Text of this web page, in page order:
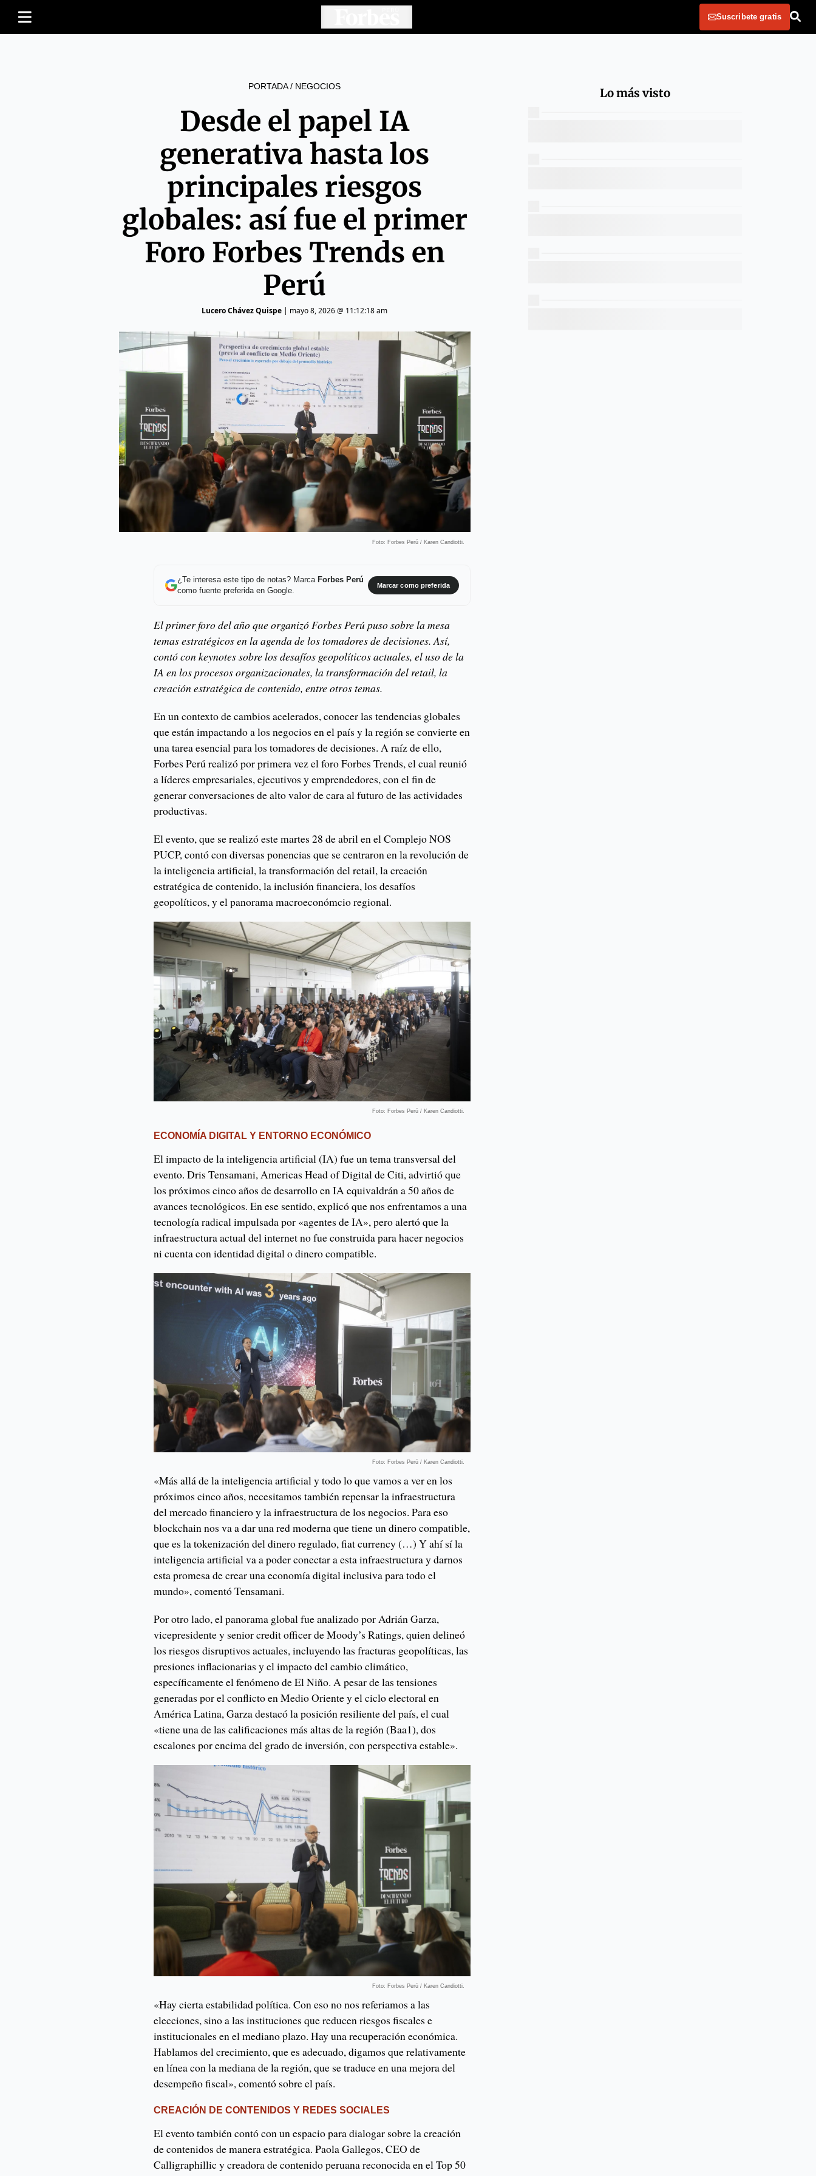
Suscribete gratis
PORTADA/ NEGOCIOS
Desde el papel IA
generativa hasta los
principales riesgos
globales: así fue el primer
Foro Forbes Trends en
Perú
Lucero Chávez Quispe | mayo 8, 2026 @ 11:12:18 am
Foto: Forbes Perú / Karen Candiotti.
¿Te interesa este tipo de notas? Marca Forbes Perú
como fuente preferida en Google.
Marcar como preferida
El primer foro del año que organizó Forbes Perú puso sobre la mesa
temas estratégicos en la agenda de los tomadores de decisiones. Así,
contó con keynotes sobre los desafíos geopolíticos actuales, el uso de la
IA en los procesos organizacionales, la transformación del retail, la
creación estratégica de contenido, entre otros temas.
En un contexto de cambios acelerados, conocer las tendencias globales
que están impactando a los negocios en el país y la región se convierte en
una tarea esencial para los tomadores de decisiones. A raíz de ello,
Forbes Perú realizó por primera vez el foro Forbes Trends, el cual reunió
a líderes empresariales, ejecutivos y emprendedores, con el fin de
generar conversaciones de alto valor de cara al futuro de las actividades
productivas.
El evento, que se realizó este martes 28 de abril en el Complejo NOS
PUCP, contó con diversas ponencias que se centraron en la revolución de
la inteligencia artificial, la transformación del retail, la creación
estratégica de contenido, la inclusión financiera, los desafíos
geopolíticos, y el panorama macroeconómcio regional.
Foto: Forbes Perú / Karen Candiotti.
ECONOMÍA DIGITAL Y ENTORNO ECONÓMICO
El impacto de la inteligencia artificial (IA) fue un tema transversal del
evento. Dris Tensamani, Americas Head of Digital de Citi, advirtió que
los próximos cinco años de desarrollo en IA equivaldrán a 50 años de
avances tecnológicos. En ese sentido, explicó que nos enfrentamos a una
tecnología radical impulsada por «agentes de IA», pero alertó que la
infraestructura actual del internet no fue construida para hacer negocios
ni cuenta con identidad digital o dinero compatible.
Foto: Forbes Perú / Karen Candiotti.
«Más allá de la inteligencia artificial y todo lo que vamos a ver en los
próximos cinco años, necesitamos también repensar la infraestructura
del mercado financiero y la infraestructura de los negocios. Para eso
blockchain nos va a dar una red moderna que tiene un dinero compatible,
que es la tokenización del dinero regulado, fiat currency (…) Y ahí sí la
inteligencia artificial va a poder conectar a esta infraestructura y darnos
esta promesa de crear una economía digital inclusiva para todo el
mundo», comentó Tensamani.
Por otro lado, el panorama global fue analizado por Adrián Garza,
vicepresidente y senior credit officer de Moody’s Ratings, quien delineó
los riesgos disruptivos actuales, incluyendo las fracturas geopolíticas, las
presiones inflacionarias y el impacto del cambio climático,
específicamente el fenómeno de El Niño. A pesar de las tensiones
generadas por el conflicto en Medio Oriente y el ciclo electoral en
América Latina, Garza destacó la posición resiliente del país, el cual
«tiene una de las calificaciones más altas de la región (Baa1), dos
escalones por encima del grado de inversión, con perspectiva estable».
Foto: Forbes Perú / Karen Candiotti.
«Hay cierta estabilidad política. Con eso no nos referiamos a las
elecciones, sino a las instituciones que reducen riesgos fiscales e
institucionales en el mediano plazo. Hay una recuperación económica.
Hablamos del crecimiento, que es adecuado, digamos que relativamente
en línea con la mediana de la región, que se traduce en una mejora del
desempeño fiscal», comentó sobre el país.
CREACIÓN DE CONTENIDOS Y REDES SOCIALES
El evento también contó con un espacio para dialogar sobre la creación
de contenidos de manera estratégica. Paola Gallegos, CEO de
Calligraphillic y creadora de contenido peruana reconocida en el Top 50
Lo más visto